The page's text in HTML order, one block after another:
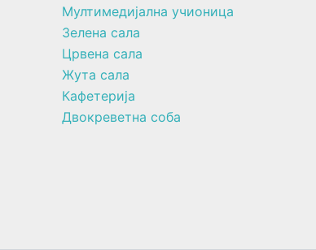
Мултимедијална учионица
Зелена сала
Црвена сала
Жута сала
Кафетерија
Двокреветна соба